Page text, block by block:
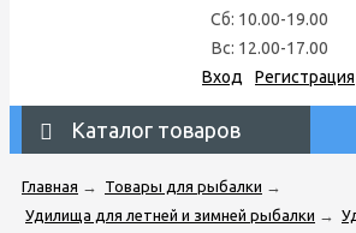
Сб: 10.00-19.00
Вс: 12.00-17.00
Вход
Регистрация
Каталог товаров
Главная → Товары для рыбалки →
Удилища для летней и зимней рыбалки →